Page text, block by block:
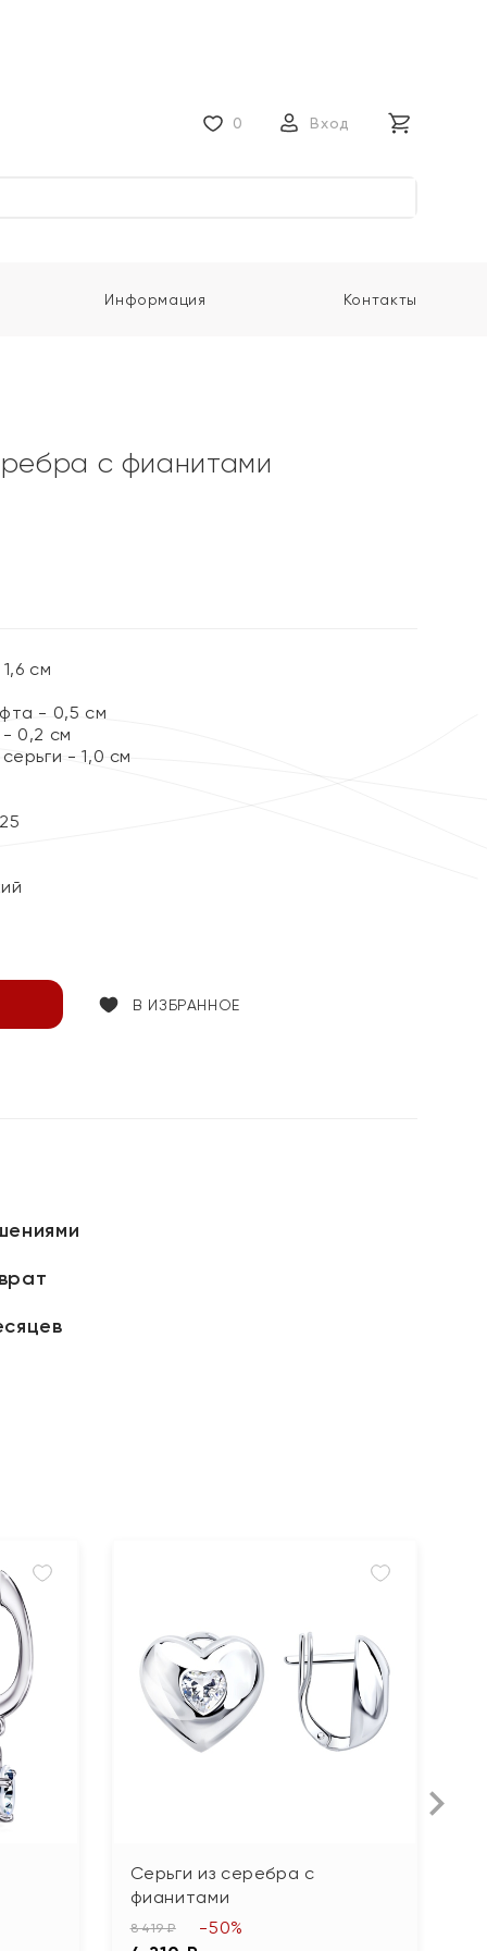
0 Вход
Информация Контакты
с фианитами
см
- 0,5 см
0,2 см
- 1,0 см
В ИЗБРАННОЕ
Серьги из серебра с
фианитами
8 419 ₽ -50%